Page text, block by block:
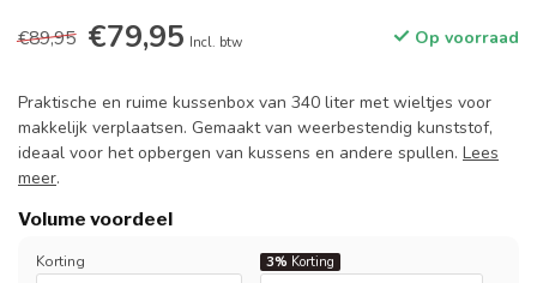
€89,95 €79,95 Incl. btw Op voorraad
Praktische en ruime kussenbox van 340 liter met wieltjes voor
makkelijk verplaatsen. Gemaakt van weerbestendig kunststof,
ideaal voor het opbergen van kussens en andere spullen. Lees
meer.
Volume voordeel
Korting 3% Korting